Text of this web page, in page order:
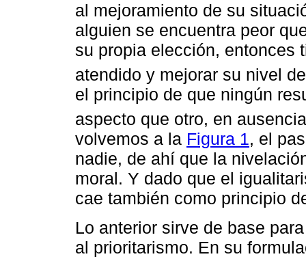
al mejoramiento de su
alguien se encuentra peor
su propia elección, entonces
atendido y mejorar su nivel
el principio de que ningún
aspecto que otro, en
volvemos a la Figura 1, el
nadie, de ahí que la
moral. Y dado que el
cae también como principio
Lo anterior sirve de base
al prioritarismo. En su